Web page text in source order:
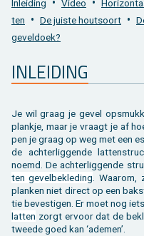
In­lei­ding Video
ten
• De juis­te hout­soort •
ge­vel­doek?
IN­LEI­DING
Je wil graag je gevel
plank­je, maar je vraagt je af
pen je graag op weg met een
de ach­ter­lig­gen­de
noemd. De ach­ter­lig­gen­de
ten ge­vel­be­kle­ding. Waar­om,
plan­ken niet di­rect op een
tie be­ves­ti­gen. Er moet nog
lat­ten zorgt er­voor dat de
twee­de goed kan ‘ade­men’.
Toebehoren tegels /
Bekijk alles van terras
Vierkante palen
Gleufpalen
Toebehoren
Bekijk alles van
Bekijk alles van
Toebehoren
Bekijk alles van
Speeltuigen
Dierenverblijf
Onderhoudsproducten
Varia
Bekijk alles van